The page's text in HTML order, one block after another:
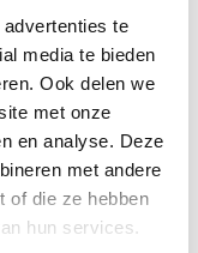
te
media te bieden
Ook delen we
met onze
en analyse. Deze
met andere
of die ze hebben
hun services.
verhuizen
en
kun je je e-
is van Ziggo
nieuw e-
dan moet je
anders
met e-mail is